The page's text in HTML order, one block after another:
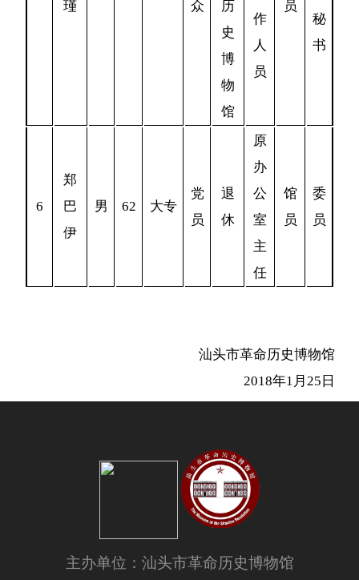
瑾
众
历
史
博
物
馆
作
人
员
员
秘
书
6
郑
巴
伊
男 62 大专
党
员
退
休
原
办
公
室
主
任
馆
员
委
员
汕头市革命历史博物馆
2018年1月25日
主办单位：汕头市革命历史博物馆